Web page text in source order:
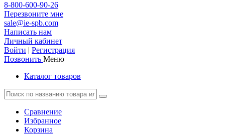
8-800-600-90-26
Перезвоните мне
sale@ie-spb.com
Написать нам
Личный кабинет
Войти | Регистрация
Позвонить Меню
Каталог товаров
Сравнение
Избранное
Корзина